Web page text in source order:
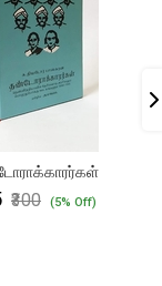
₹300 (5% Off)